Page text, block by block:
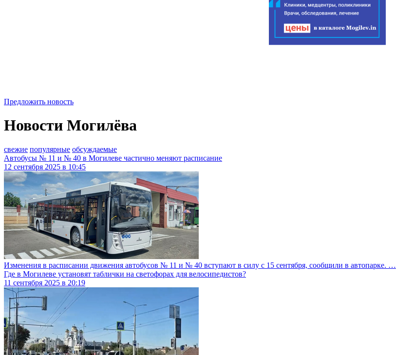
Предложить новость
Новости Могилёва
свежие популярные обсуждаемые
Автобусы № 11 и № 40 в Могилеве частично меняют расписание
12 сентября 2025 в 10:45
Изменения в расписании движения автобусов № 11 и № 40 вступают в силу с 15 сентября, сообщили в автопарке. …
Где в Могилеве установят таблички на светофорах для велосипедистов?
11 сентября 2025 в 20:19